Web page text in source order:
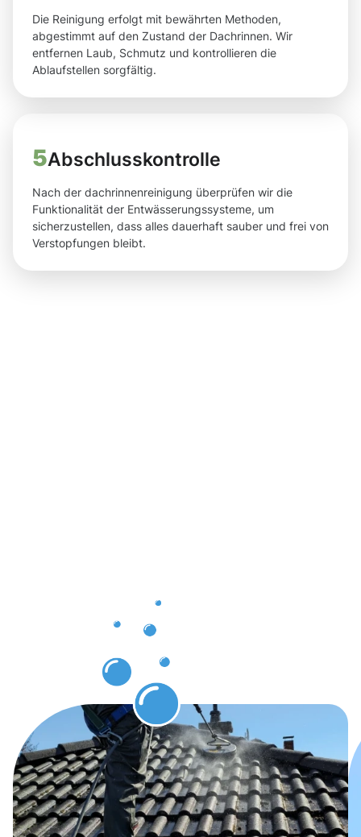
Die Reinigung erfolgt mit bewährten Methoden,
abgestimmt auf den Zustand der Dachrinnen. Wir
entfernen Laub, Schmutz und kontrollieren die
Ablaufstellen sorgfältig.
5Abschlusskontrolle
Nach der dachrinnenreinigung überprüfen wir die
Funktionalität der Entwässerungssysteme, um
sicherzustellen, dass alles dauerhaft sauber und frei von
Verstopfungen bleibt.